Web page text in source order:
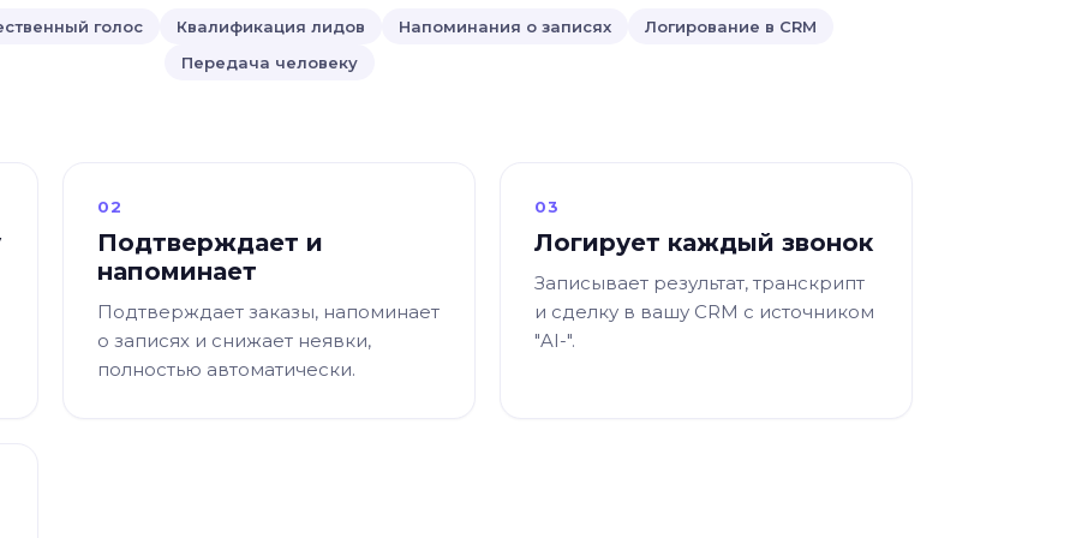
голос Квалификация лидов Напоминания о записях
Логирование в CRM
Передача человеку
02
Подтверждает и
напоминает
Подтверждает заказы, напоминает
о записях и снижает неявки,
полностью автоматически.
03
Логирует каждый звонок
Записывает результат, транскрипт
и сделку в вашу CRM с источником
"AI-".